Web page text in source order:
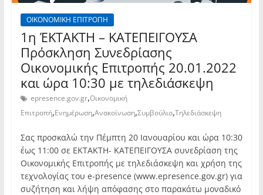
ΟΙΚΟΝΟΜΙΚΗ ΕΠΙΤΡΟΠΗ
1η ΈΚΤΑΚΤΗ – ΚΑΤΕΠΕΙΓΟΥΣΑ
Πρόσκληση Συνεδρίασης
Οικονομικής Επιτροπής 20.01.2022
και ώρα 10:30 με τηλεδιάσκεψη
epresence.gov.gr,Οικονομική
Επιτροπή,Ενημέρωση,Ανακοίνωση,Συμβούλιο,Τηλεδιάσκεψη
Σας προσκαλώ την Πέμπτη 20 Ιανουαρίου και ώρα 10:30
έως 11:00 σε ΕΚΤΑΚΤΗ- ΚΑΤΕΠΕΙΓΟΥΣΑ συνεδρίαση της
Οικονομικής Επιτροπής με τηλεδιάσκεψη και χρήση της
τεχνολογίας του e-presence (www.epresence.gov.gr) για
συζήτηση και λήψη απόφασης στο παρακάτω μοναδικό